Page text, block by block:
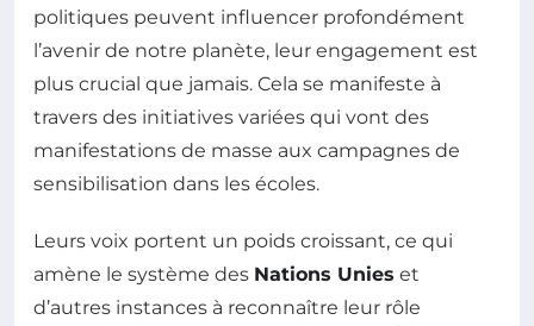
politiques peuvent influencer profondément
l’avenir de notre planète, leur engagement est
plus crucial que jamais. Cela se manifeste à
travers des initiatives variées qui vont des
manifestations de masse aux campagnes de
sensibilisation dans les écoles.
Leurs voix portent un poids croissant, ce qui
amène le système des Nations Unies et
d’autres instances à reconnaître leur rôle